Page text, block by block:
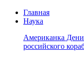
Главная
Наука
Американка
российского